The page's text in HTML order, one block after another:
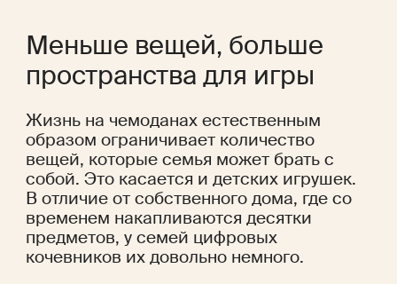
Меньше вещей, больше
пространства для игры
Жизнь на чемоданах естественным
образом ограничивает количество
вещей, которые семья может брать с
собой. Это касается и детских игрушек.
В отличие от собственного дома, где со
временем накапливаются десятки
предметов, у семей цифровых
кочевников их довольно немного.